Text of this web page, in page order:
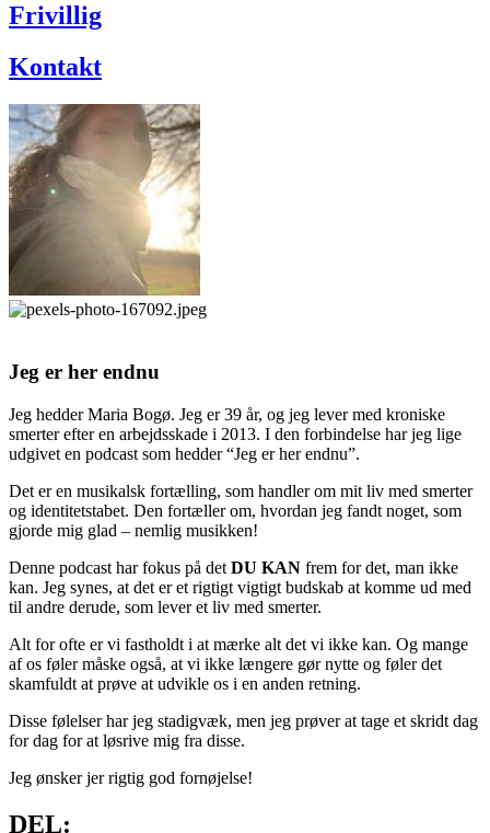
Frivillig
Kontakt
Jeg er her endnu
Jeg hedder Maria Bogø. Jeg er 39 år, og jeg lever med kroniske
smerter efter en arbejdsskade i 2013. I den forbindelse har jeg lige
udgivet en podcast som hedder “Jeg er her endnu”.
Det er en musikalsk fortælling, som handler om mit liv med smerter
og identitetstabet. Den fortæller om, hvordan jeg fandt noget, som
gjorde mig glad – nemlig musikken!
Denne podcast har fokus på det DU KAN frem for det, man ikke
kan. Jeg synes, at det er et rigtigt vigtigt budskab at komme ud med
til andre derude, som lever et liv med smerter.
Alt for ofte er vi fastholdt i at mærke alt det vi ikke kan. Og mange
af os føler måske også, at vi ikke længere gør nytte og føler det
skamfuldt at prøve at udvikle os i en anden retning.
Disse følelser har jeg stadigvæk, men jeg prøver at tage et skridt dag
for dag for at løsrive mig fra disse.
Jeg ønsker jer rigtig god fornøjelse!
DEL: